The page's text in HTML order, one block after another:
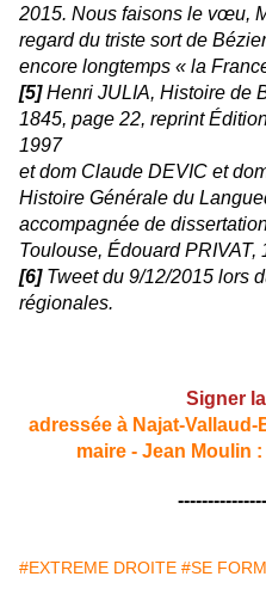
2015. Nous faisons le vœu,
regard du triste sort de
encore longtemps « la
[5]Henri JULIA, Histoire de
1845, page 22, reprint
1997
et dom Claude DEVIC et
Histoire Générale du
accompagnée de
Toulouse, Édouard PRIVAT,
[6]Tweet du 9/12/2015 lors
régionales.
Signer
adressée à Najat-
maire - Jean Moulin
#EXTREME DROITE #SE